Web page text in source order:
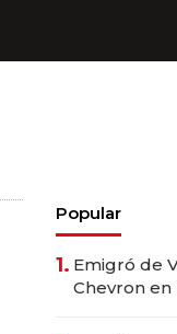
Popular
1. Emigró de
Chevron en